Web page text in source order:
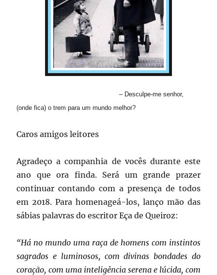
– Desculpe-me senhor,
(onde fica) o trem para um mundo melhor?
Caros amigos leitores
Agradeço a companhia de vocês durante este
ano que ora finda. Será um grande prazer
continuar contando com a presença de todos
em 2018. Para homenageá-los, lanço mão das
sábias palavras do escritor Eça de Queiroz:
“Há no mundo uma raça de homens com instintos
sagrados e luminosos, com divinas bondades do
coração, com uma inteligência serena e lúcida, com